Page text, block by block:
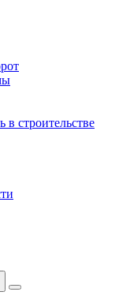
строительстве